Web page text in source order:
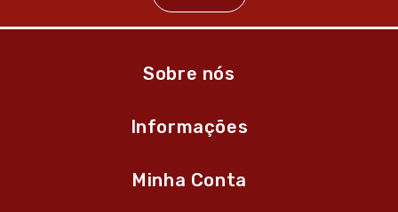
Sobre nós
Informações
Minha Conta